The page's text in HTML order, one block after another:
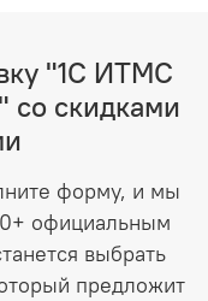
"1С ИТМС
со скидками
форму, и мы
официальным
выбрать
предложит